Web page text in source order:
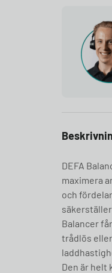
DEFA
maximera
och
Balancer
trådlös
Den är helt